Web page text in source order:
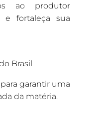
ao produtor
e fortaleça sua
Brasil
garantir uma
da matéria.